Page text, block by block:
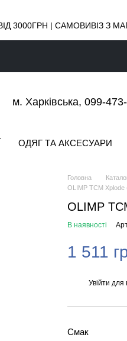
3000ГРН | САМОВИВІЗ З
м. Харківська, 099-
ОДЯГ ТА АКСЕСУАРИ
Головна
OLIMP TCM Xplode
OLIMP
В наявності
1 511
Увійти для
Смак